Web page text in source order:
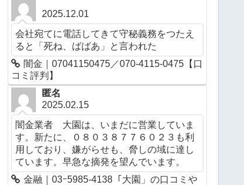
2025.12.01
会社宛てに電話してきて守秘義務をつたえ
ると「死ね、ばばあ」と言われた
闇金｜07041150475／070-4115-0475【口
コミ評判】
匿名
2025.02.15
闇金業者 大園は、いまだに営業していま
す。新たに、０８０３８７７６０２３も利
用しており、嫌がらせも、脅しの域に達し
ています。早急な摘発を望んでいます。
金融｜03ｰ5985-4138「大園」の口コミや